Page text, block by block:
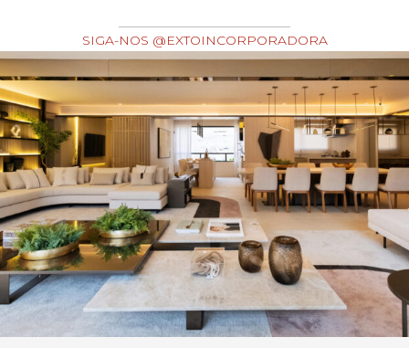
SIGA-NOS @EXTOINCORPORADORA